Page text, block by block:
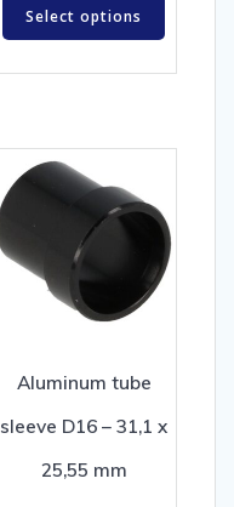
Select options
Aluminum tube
sleeve D16 – 31,1 x
25,55 mm